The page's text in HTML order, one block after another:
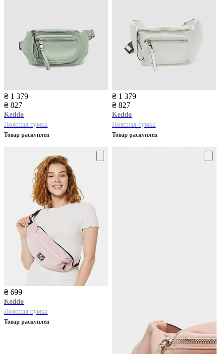
₴ 1 379
₴ 827
Keddo
Поясная сумка
Товар раскуплен
₴ 1 379
₴ 827
Keddo
Поясная сумка
Товар раскуплен
₴ 699
Keddo
Поясная сумка
Товар раскуплен